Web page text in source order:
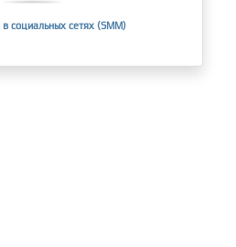
социальных сетях (SMM)